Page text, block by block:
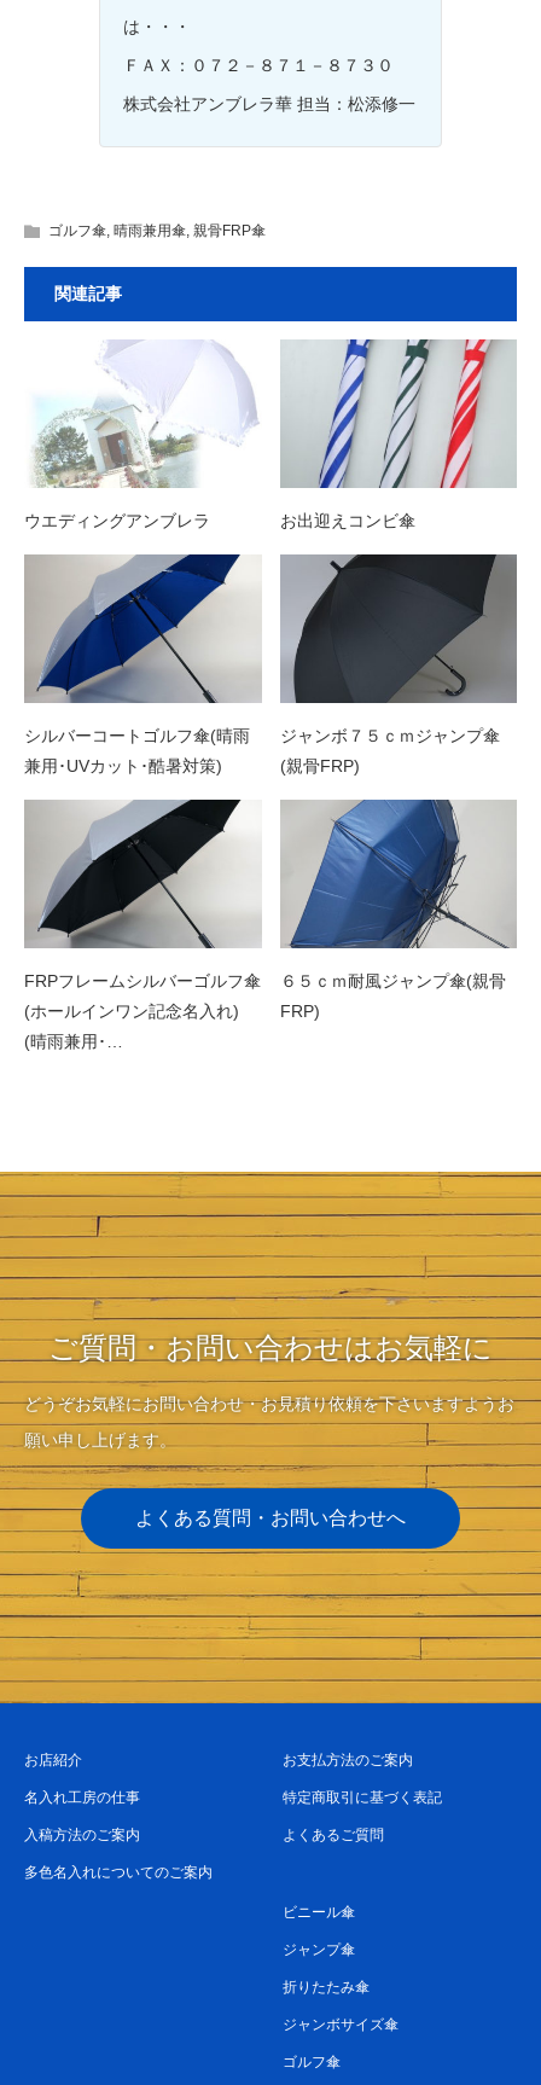
は・・・
ＦＡＸ：０７２－８７１－８７３０
株式会社アンブレラ華 担当：松添修一
ゴルフ傘, 晴雨兼用傘, 親骨FRP傘
関連記事
ウエディングアンブレラ お出迎えコンビ傘
シルバーコートゴルフ傘(晴雨
兼用･UVカット･酷暑対策)
ジャンボ７５ｃｍジャンプ傘
(親骨FRP)
FRPフレームシルバーゴルフ傘
(ホールインワン記念名入れ)
(晴雨兼用･…
６５ｃｍ耐風ジャンプ傘(親骨
FRP)
ご質問・お問い合わせはお気軽に
どうぞお気軽にお問い合わせ・お見積り依頼を下さいますようお
願い申し上げます。
よくある質問・お問い合わせへ
お店紹介
名入れ工房の仕事
入稿方法のご案内
多色名入れについてのご案内
お支払方法のご案内
特定商取引に基づく表記
よくあるご質問
ビニール傘
ジャンプ傘
折りたたみ傘
ジャンボサイズ傘
ゴルフ傘